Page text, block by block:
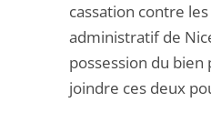
cassation contre
administratif de
possession du
joindre ces deux